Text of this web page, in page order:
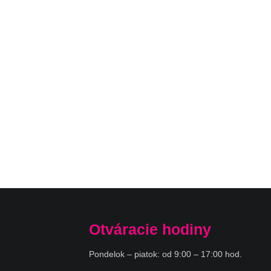
Otváracie hodiny
Pondelok – piatok: od 9:00 – 17:00 hod.